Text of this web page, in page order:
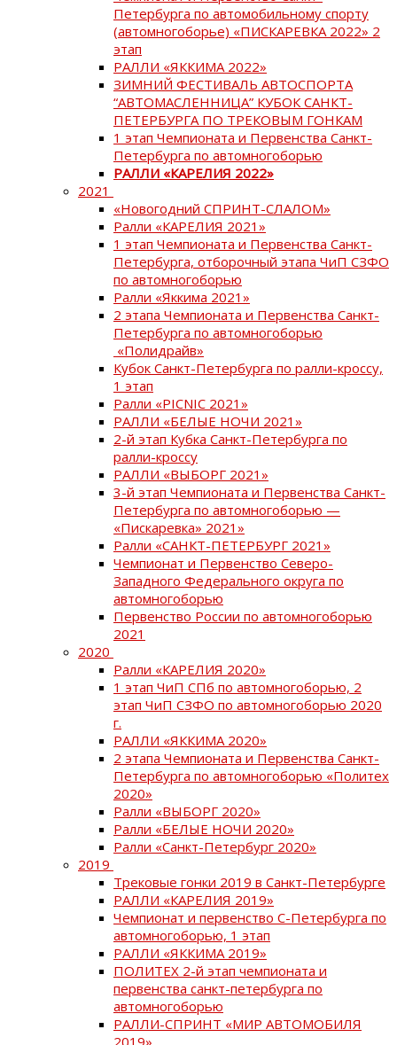
Петербурга по автомобильному спорту
(автомногоборье) «ПИСКАРЕВКА 2022» 2
этап
РАЛЛИ «ЯККИМА 2022»
ЗИМНИЙ ФЕСТИВАЛЬ АВТОСПОРТА
“АВТОМАСЛЕННИЦА” КУБОК САНКТ-
ПЕТЕРБУРГА ПО ТРЕКОВЫМ ГОНКАМ
1 этап Чемпионата и Первенства Санкт-
Петербурга по автомногоборью
РАЛЛИ «КАРЕЛИЯ 2022»
2021
«Новогодний СПРИНТ-СЛАЛОМ»
Ралли «КАРЕЛИЯ 2021»
1 этап Чемпионата и Первенства Санкт-
Петербурга, отборочный этапа ЧиП СЗФО
по автомногоборью
Ралли «Яккима 2021»
2 этапа Чемпионата и Первенства Санкт-
Петербурга по автомногоборью
«Полидрайв»
Кубок Санкт-Петербурга по ралли-кроссу,
1 этап
Ралли «PICNIC 2021»
РАЛЛИ «БЕЛЫЕ НОЧИ 2021»
2-й этап Кубка Санкт-Петербурга по
ралли-кроссу
РАЛЛИ «ВЫБОРГ 2021»
3-й этап Чемпионата и Первенства Санкт-
Петербурга по автомногоборью —
«Пискаревка» 2021»
Ралли «САНКТ-ПЕТЕРБУРГ 2021»
Чемпионат и Первенство Северо-
Западного Федерального округа по
автомногоборью
Первенство России по автомногоборью
2021
2020
Ралли «КАРЕЛИЯ 2020»
1 этап ЧиП СПб по автомногоборью, 2
этап ЧиП СЗФО по автомногоборью 2020
г.
РАЛЛИ «ЯККИМА 2020»
2 этапа Чемпионата и Первенства Санкт-
Петербурга по автомногоборью «Политех
2020»
Ралли «ВЫБОРГ 2020»
Ралли «БЕЛЫЕ НОЧИ 2020»
Ралли «Санкт-Петербург 2020»
2019
Трековые гонки 2019 в Санкт-Петербурге
РАЛЛИ «КАРЕЛИЯ 2019»
Чемпионат и первенство С-Петербурга по
автомногоборью, 1 этап
РАЛЛИ «ЯККИМА 2019»
ПОЛИТЕХ 2-й этап чемпионата и
первенства санкт-петербурга по
автомногоборью
РАЛЛИ-СПРИНТ «МИР АВТОМОБИЛЯ
2019»